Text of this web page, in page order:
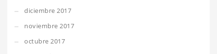
diciembre 2017
noviembre 2017
octubre 2017